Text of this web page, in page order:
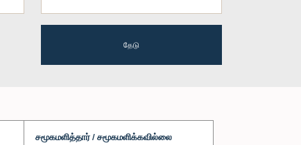
தேடு
சமூகமளித்தார் / சமூகமளிக்கவில்லை